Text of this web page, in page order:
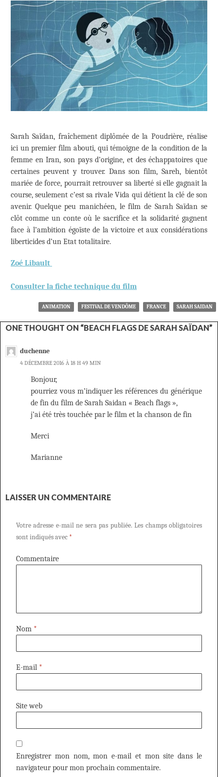
Sarah Saïdan, fraîchement diplômée de la Poudrière, réalise
ici un premier film abouti, qui témoigne de la condition de la
femme en Iran, son pays d’origine, et des échappatoires que
certaines peuvent y trouver. Dans son film, Sareh, bientôt
mariée de force, pourrait retrouver sa liberté si elle gagnait la
course, seulement c’est sa rivale Vida qui détient la clé de son
avenir. Quelque peu manichéen, le film de Sarah Saïdan se
clôt comme un conte où le sacrifice et la solidarité gagnent
face à l’ambition égoïste de la victoire et aux considérations
liberticides d’un Etat totalitaire.
Zoé Libault
Consulter la fiche technique du film
ANIMATION FESTIVAL DE VENDÔME FRANCE SARAH SAIDAN
ONE THOUGHT ON “BEACH FLAGS DE SARAH SAÏDAN”
duchenne
4 DÉCEMBRE 2016 À 18 H 49 MIN
Bonjour,
pourriez vous m’indiquer les références du générique
de fin du film de Sarah Saidan « Beach flags »,
j’ai été très touchée par le film et la chanson de fin
Merci
Marianne
LAISSER UN COMMENTAIRE
Votre adresse e-mail ne sera pas publiée. Les champs obligatoires
sont indiqués avec *
Commentaire
Nom *
E-mail *
Site web
Enregistrer mon nom, mon e-mail et mon site dans le
navigateur pour mon prochain commentaire.